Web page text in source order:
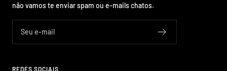
não vamos te enviar spam ou e-mails chatos.
Seu e-mail
REDES SOCIAIS